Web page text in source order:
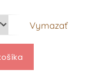
Vymazať